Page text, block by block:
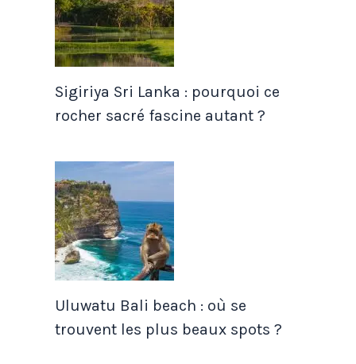
Sigiriya Sri Lanka : pourquoi ce
rocher sacré fascine autant ?
Uluwatu Bali beach : où se
trouvent les plus beaux spots ?